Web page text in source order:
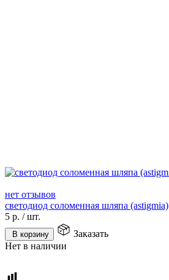
нет отзывов
светодиод соломенная шляпа (astigmia)
5 р. /шт.
В корзину
Заказать
Нет в наличии